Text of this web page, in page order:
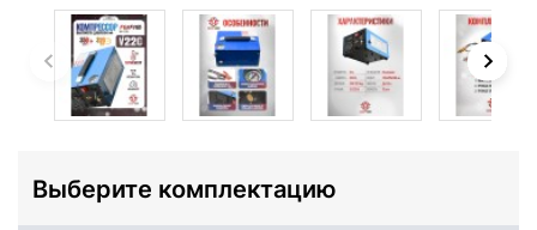
Выберите комплектацию